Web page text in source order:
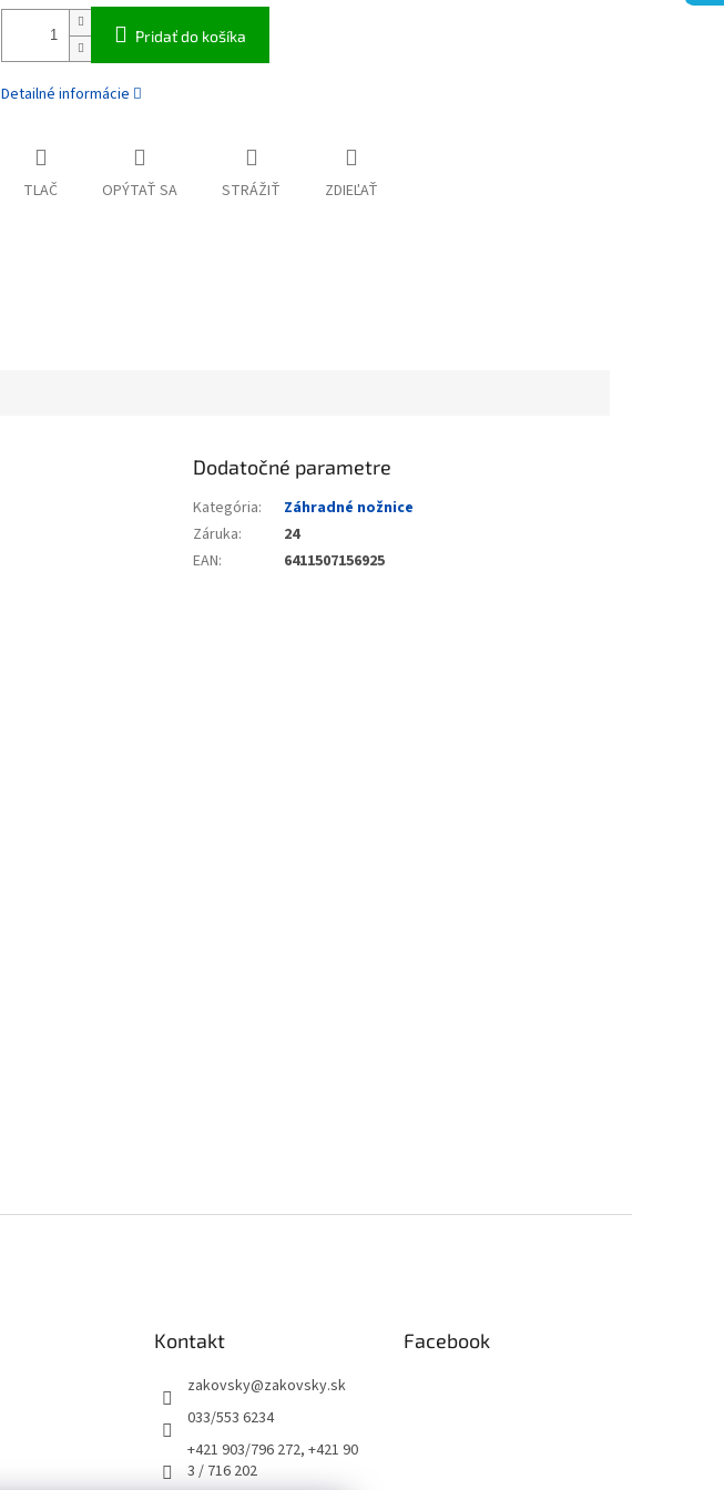
Pridať do košíka
Detailné informácie
TLAČ OPÝTAŤ SA STRÁŽIŤ ZDIEĽAŤ
Dodatočné parametre
Kategória:
Záhradné nožnice
Záruka:
24
EAN: 6411507156925
Kontakt
zakovsky@zakovsky.sk
033/553 6234
+421 903/796 272, +421 90
3 / 716 202
Facebook